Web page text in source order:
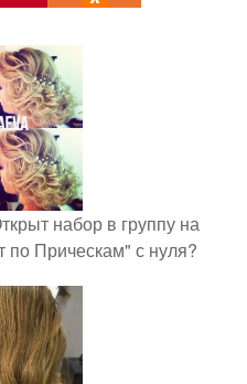
набор в группу на
по Прическам" с нуля?